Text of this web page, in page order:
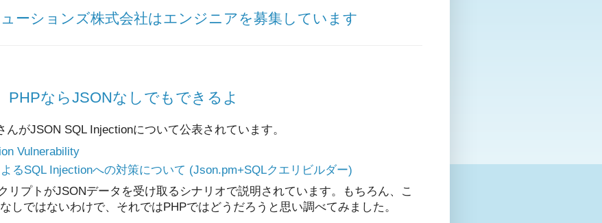
ーションズ株式会社はエンジニアを募集しています
PHPならJSONなしでもできるよ
がJSON SQL Injectionについて公表されています。
Vulnerability
るSQL Injectionへの対策について (Json.pm+SQLクエリビルダー)
リプトがJSONデータを受け取るシナリオで説明されています。もちろん、こ
しではないわけで、それではPHPではどうだろうと思い調べてみました。